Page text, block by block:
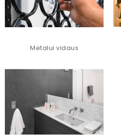
Metalui vidaus